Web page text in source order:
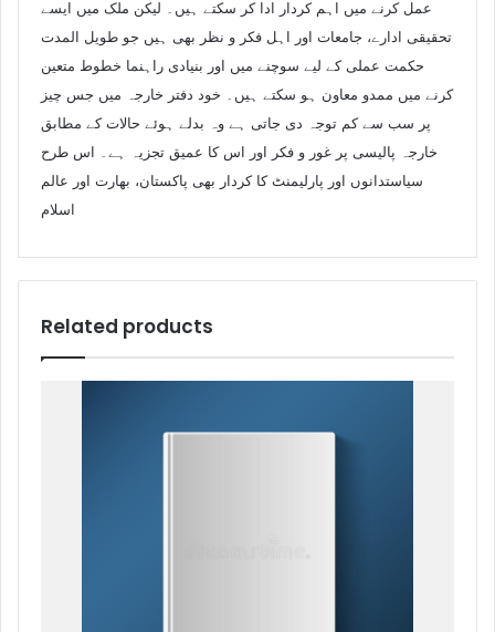
عمل کرنے میں اہم کردار ادا کر سکتے ہیں۔ لیکن ملک میں ایسے
تحقیقی ادارے، جامعات اور اہل فکر و نظر بھی ہیں جو طویل المدت
حکمت عملی کے لیے سوچنے میں اور بنیادی راہنما خطوط متعین
کرنے میں ممدو معاون ہو سکتے ہیں۔ خود دفتر خارجہ میں جس چیز
پر سب سے کم توجہ دی جاتی ہے وہ بدلے ہوئے حالات کے مطابق
خارجہ پالیسی پر غور و فکر اور اس کا عمیق تجزیہ ہے۔ اس طرح
سیاستدانوں اور پارلیمنٹ کا کردار بھی پاکستان، بھارت اور عالم
اسلام
Related products